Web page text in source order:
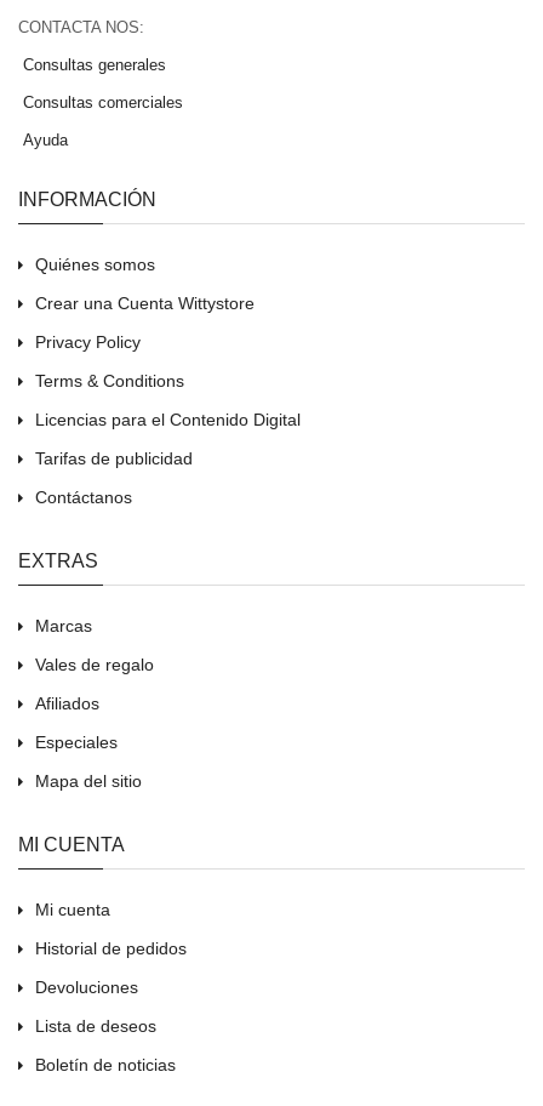
CONTACTA NOS:
Consultas generales
Consultas comerciales
Ayuda
INFORMACIÓN
Quiénes somos
Crear una Cuenta Wittystore
Privacy Policy
Terms & Conditions
Licencias para el Contenido Digital
Tarifas de publicidad
Contáctanos
EXTRAS
Marcas
Vales de regalo
Afiliados
Especiales
Mapa del sitio
MI CUENTA
Mi cuenta
Historial de pedidos
Devoluciones
Lista de deseos
Boletín de noticias